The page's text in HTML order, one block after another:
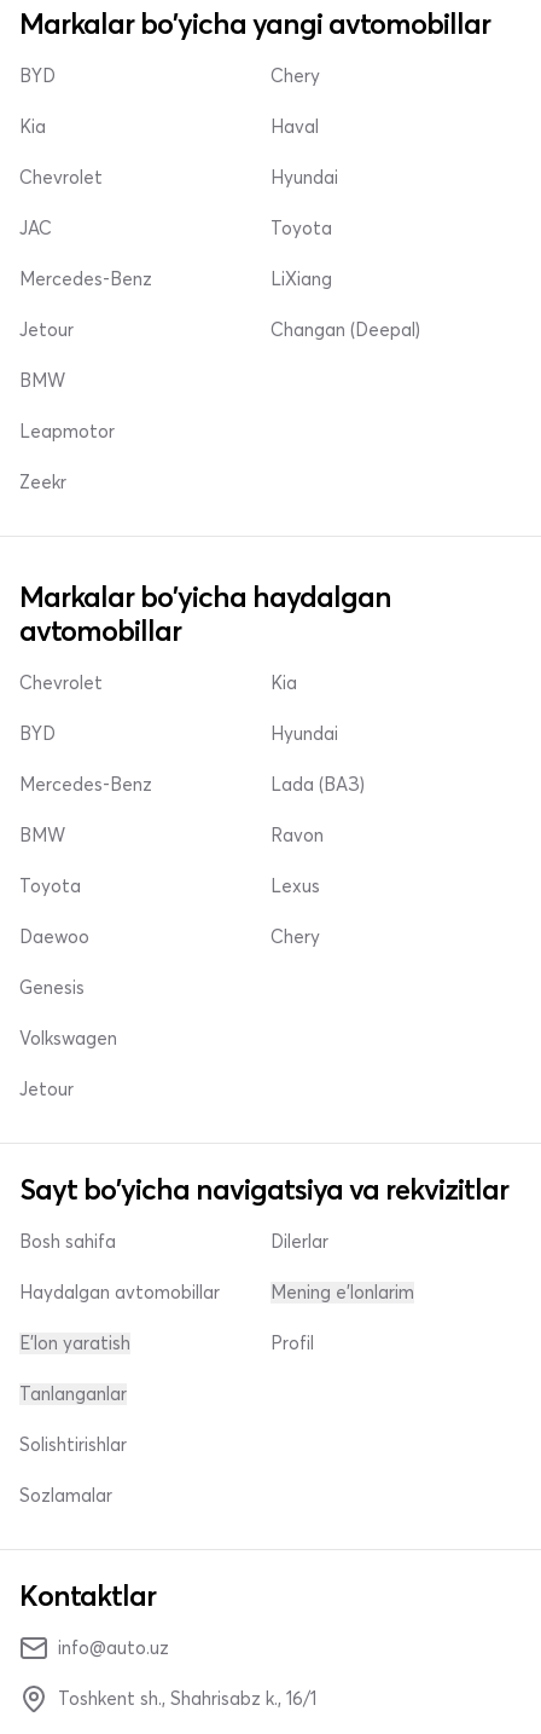
Markalar bo'yicha yangi avtomobillar
BYD
Kia
Chevrolet
Chery
Haval
Hyundai
JAC
Mercedes-Benz
Jetour
Toyota
LiXiang
Changan (Deepal)
BMW
Leapmotor
Zeekr
Markalar bo'yicha haydalgan
avtomobillar
Chevrolet
BYD
Mercedes-Benz
Kia
Hyundai
Lada (ВАЗ)
BMW
Toyota
Daewoo
Ravon
Lexus
Chery
Genesis
Volkswagen
Jetour
Sayt bo'yicha navigatsiya va rekvizitlar
Bosh sahifa
Haydalgan avtomobillar
E'lon yaratish
Dilerlar
Mening e'lonlarim
Profil
Tanlanganlar
Solishtirishlar
Sozlamalar
Kontaktlar
info@auto.uz
Toshkent sh., Shahrisabz k., 16/1